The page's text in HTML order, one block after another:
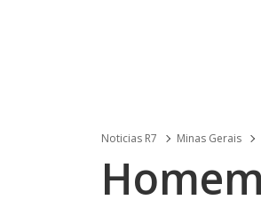
Noticias R7 Minas Gerais